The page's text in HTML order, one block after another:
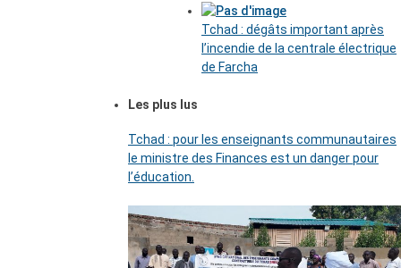
Tchad : dégâts important après
l’incendie de la centrale électrique
de Farcha
Les plus lus
Tchad : pour les enseignants communautaires
le ministre des Finances est un danger pour
l’éducation.